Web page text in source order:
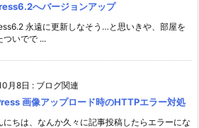
へバージョンアップ
永遠に更新しなそう…と思いきや、部屋を
ついでで ...
月8日 : ブログ関連
画像アップロード時のHTTPエラー対処
にちは、なんか久々に記事投稿したらエラーにな